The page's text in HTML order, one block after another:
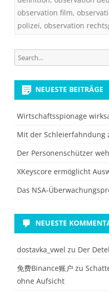
observation film,
polizei, observation
Search
for:
NEUESTE BEITRÄGE
Wirtschaftsspionage
Mit der Schleierfahndung
Der Personenschützer
XKeyscore ermöglicht
Das NSA-
NEUESTE
dostavka_vwel zu Der
免费Binance账户 zu
ohne Aufsicht